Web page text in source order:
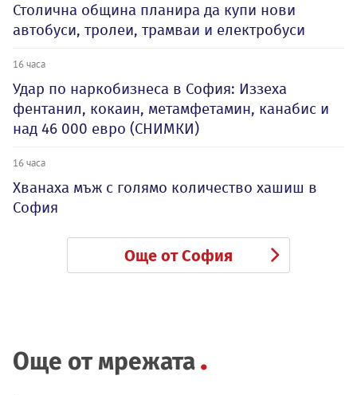
Столична община планира да купи нови
автобуси, тролеи, трамваи и електробуси
16 часа
Удар по наркобизнеса в София: Иззеха
фентанил, кокаин, метамфетамин, канабис и
над 46 000 евро (СНИМКИ)
16 часа
Хванаха мъж с голямо количество хашиш в
София
Още от София
Още от мрежата